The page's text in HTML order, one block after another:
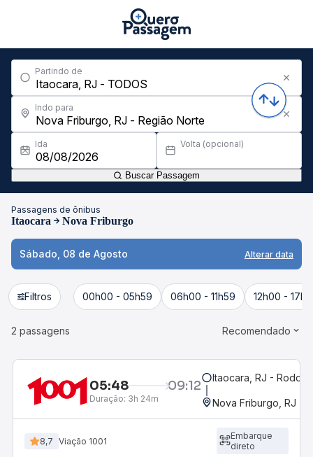
Partindo de
Indo para
Ida Volta (opcional)
Buscar Passagem
Passagens de ônibus
Itaocara Nova Friburgo
Sábado, 08 de Agosto Alterar data
Filtros 00h00 - 05h59 06h00 - 11h59 12h00 -
2 passagens Recomendado
05:48 09:12
Duração: 3h 24m
Itaocara, RJ -
Nova Friburgo, RJ -
8,7 Viação 1001
Embarque
direto